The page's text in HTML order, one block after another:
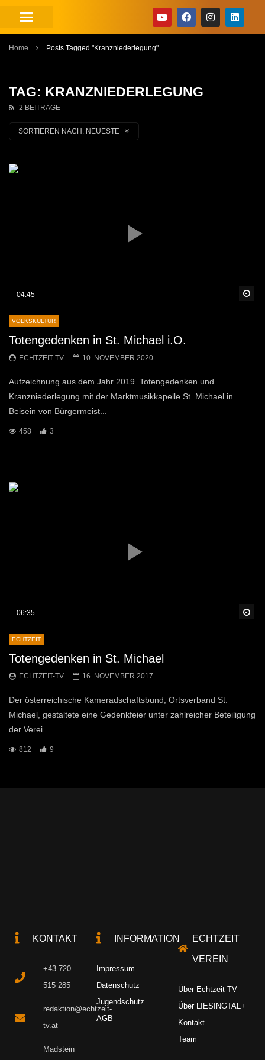
Home Posts Tagged "Kranzniederlegung"
TAG: KRANZNIEDERLEGUNG
2 BEITRÄGE
SORTIEREN NACH: NEUESTE
04:45
VOLKSKULTUR
Totengedenken in St. Michael i.O.
ECHTZEIT-TV 10. NOVEMBER 2020
Aufzeichnung aus dem Jahr 2019. Totengedenken und
Kranzniederlegung mit der Marktmusikkapelle St. Michael in
Beisein von Bürgermeist...
458 3
06:35
ECHTZEIT
Totengedenken in St. Michael
ECHTZEIT-TV 16. NOVEMBER 2017
Der österreichische Kameradschaftsbund, Ortsverband St.
Michael, gestaltete eine Gedenkfeier unter zahlreicher Beteiligung
der Verei...
812 9
KONTAKT
+43 720
515 285
redaktion@echtzeit-
tv.at
Madstein
INFORMATION
Impressum
Datenschutz
Jugendschutz
AGB
ECHTZEIT
VEREIN
Über Echtzeit-TV
Über LIESINGTAL+
Kontakt
Team